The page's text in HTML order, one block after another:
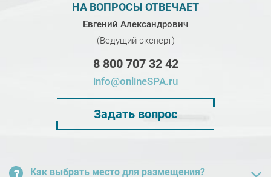
НА ВОПРОСЫ ОТВЕЧАЕТ
Евгений Александрович
(Ведущий эксперт)
8 800 707 32 42
info@onlineSPA.ru
Задать вопрос
Как выбрать место для размещения?